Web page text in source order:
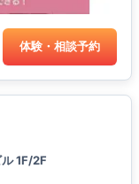
体験・相談予約
1F/2F